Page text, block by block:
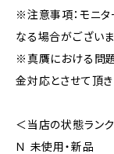
※注意事項：モニタ
なる場合がございま
※真贋における問
金対応とさせて頂き
＜当店の状態ラン
Ｎ 未使用・新品